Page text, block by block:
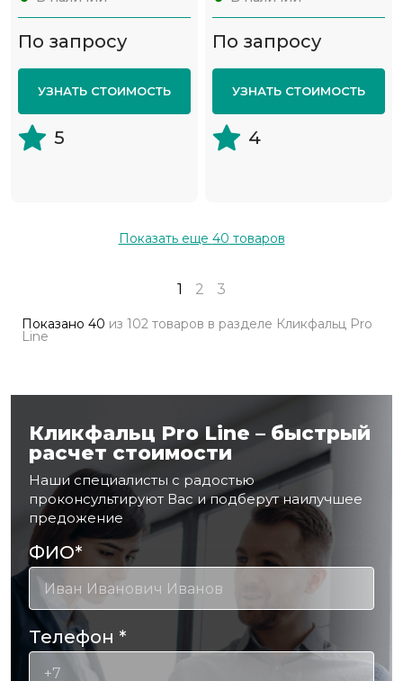
По запросу
УЗНАТЬ СТОИМОСТЬ
5
По запросу
УЗНАТЬ СТОИМОСТЬ
4
Показать еще 40 товаров
1 2 3
Показано 40 из 102 товаров в разделе Кликфальц Pro
Line
Кликфальц Pro Line – быстрый
расчет стоимости
Наши специалисты с радостью
проконсультируют Вас и подберут наилучшее
предожение
ФИО*
Телефон *